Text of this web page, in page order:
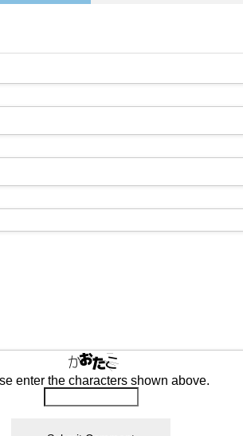
enter the characters shown above.